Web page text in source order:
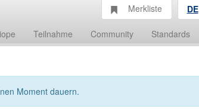
Teilnahme Community Standards
Merkliste DE
Moment dauern.